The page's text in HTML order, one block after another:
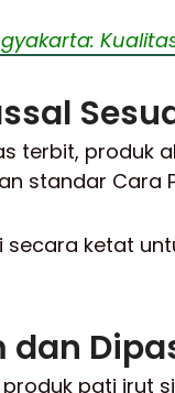
terbit, produk
standar Cara
ketat
dan
pati irut